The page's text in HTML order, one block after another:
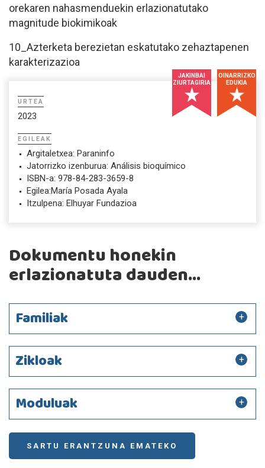
orekaren nahasmenduekin erlazionatutako
magnitude biokimikoak
10_Azterketa berezietan eskatutako zehaztapenen
karakterizazioa
JAKINBAI
ZIURTAGIRIA
OINARRIZKO
EDUKIA
URTEA
2023
EGILEAK
Argitaletxea: Paraninfo
Jatorrizko izenburua: Análisis bioquímico
ISBN-a: 978-84-283-3659-8
Egilea:María Posada Ayala
Itzulpena: Elhuyar Fundazioa
Dokumentu honekin
erlazionatuta dauden...
Familiak
Zikloak
Moduluak
SARTU ERANTZUNA EMATEKO